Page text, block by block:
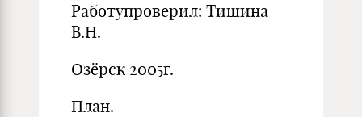
Работупроверил: Тишина
В.Н.
Озёрск 2005г.
План.